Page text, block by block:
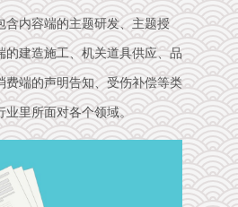
内容端的主题研发、主题授
建造施工、机关道具供应、品
端的声明告知、受伤补偿等类
业里所面对各个领域。